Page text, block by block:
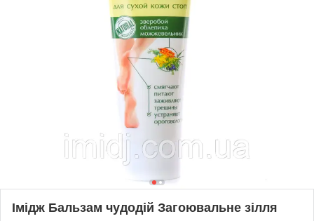
Імідж Бальзам чудодій Загоювальне зілля